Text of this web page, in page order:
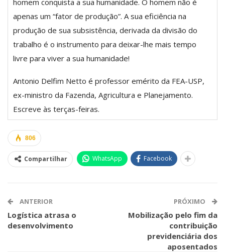
apenas um “fator de produção”. A sua eficiência na
produção de sua subsistência, derivada da divisão do
trabalho é o instrumento para deixar-lhe mais tempo
livre para viver a sua humanidade!
Antonio Delfim Netto é professor emérito da FEA-USP,
ex-ministro da Fazenda, Agricultura e Planejamento.
Escreve às terças-feiras.
806
Compartilhar WhatsApp Facebook
ANTERIOR
Logística atrasa o
desenvolvimento
PRÓXIMO
Mobilização pelo fim da
contribuição
previdenciária dos
aposentados